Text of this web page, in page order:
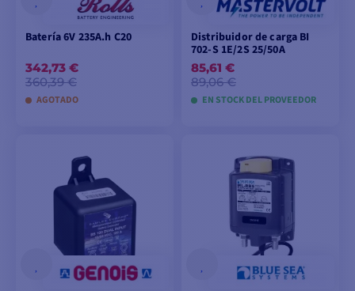
Batería 6V 235A.h C20
342,73 €
360,39 €
AGOTADO
AÑADIR A LA CESTA
Distribuidor de carga BI
702-S 1E/2S 25/50A
85,61 €
89,06 €
EN STOCK DEL PROVEEDOR
AÑADIR A LA CESTA